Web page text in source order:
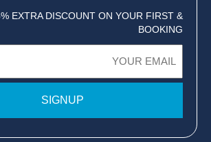
5% EXTRA DISCOUNT ON YOUR FIRST
BOOKING
(חובה)